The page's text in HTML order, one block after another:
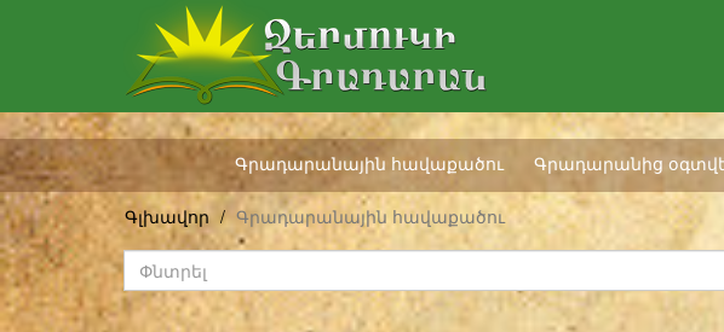
Գրադարանային հավաքածու Գրադարանից
Գլխավոր Գրադարանային հավաքածու